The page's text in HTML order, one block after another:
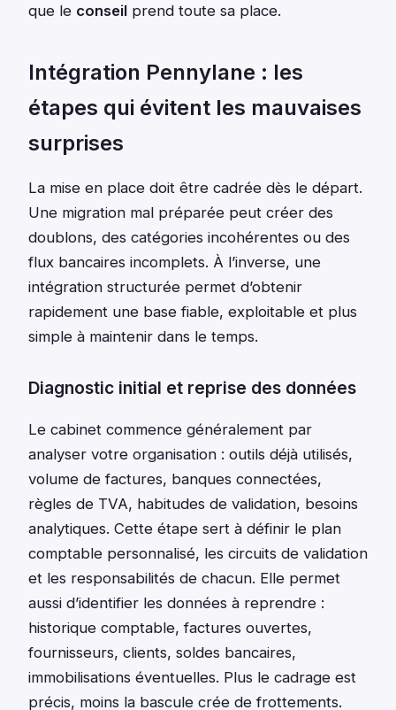
que le conseil prend toute sa place.
Intégration Pennylane : les
étapes qui évitent les mauvaises
surprises
La mise en place doit être cadrée dès le départ.
Une migration mal préparée peut créer des
doublons, des catégories incohérentes ou des
flux bancaires incomplets. À l’inverse, une
intégration structurée permet d’obtenir
rapidement une base fiable, exploitable et plus
simple à maintenir dans le temps.
Diagnostic initial et reprise des données
Le cabinet commence généralement par
analyser votre organisation : outils déjà utilisés,
volume de factures, banques connectées,
règles de TVA, habitudes de validation, besoins
analytiques. Cette étape sert à définir le plan
comptable personnalisé, les circuits de validation
et les responsabilités de chacun. Elle permet
aussi d’identifier les données à reprendre :
historique comptable, factures ouvertes,
fournisseurs, clients, soldes bancaires,
immobilisations éventuelles. Plus le cadrage est
précis, moins la bascule crée de frottements.